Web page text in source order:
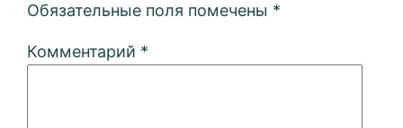
Обязательные поля помечены *
Комментарий *